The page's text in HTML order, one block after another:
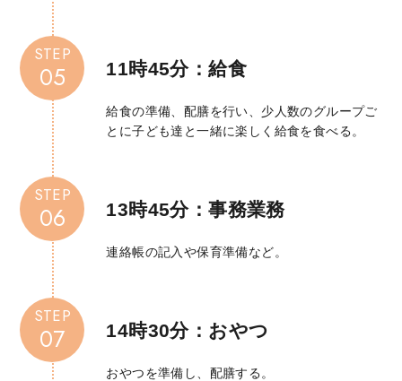
STEP
05 11時45分：給食
給食の準備、配膳を行い、少人数のグループご
とに子ども達と一緒に楽しく給食を食べる。
STEP
06 13時45分：事務業務
連絡帳の記入や保育準備など。
STEP
07 14時30分：おやつ
おやつを準備し、配膳する。